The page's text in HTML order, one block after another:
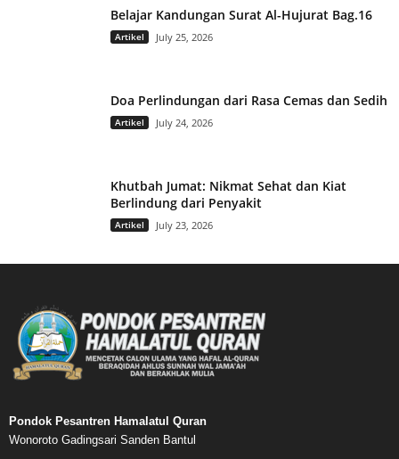
Belajar Kandungan Surat Al-Hujurat Bag.16
Artikel July 25, 2026
Doa Perlindungan dari Rasa Cemas dan Sedih
Artikel July 24, 2026
Khutbah Jumat: Nikmat Sehat dan Kiat
Berlindung dari Penyakit
Artikel July 23, 2026
Pondok Pesantren Hamalatul Quran
Wonoroto Gadingsari Sanden Bantul